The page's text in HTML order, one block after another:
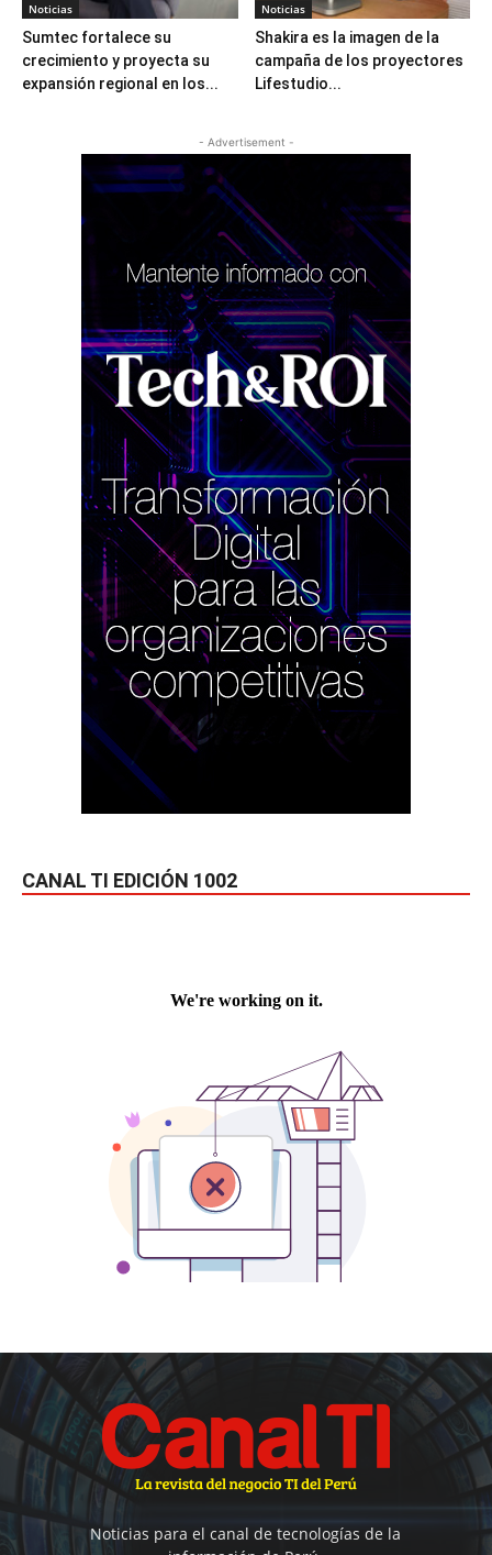
Noticias
Sumtec fortalece su
crecimiento y proyecta su
expansión regional en los...
Noticias
Shakira es la imagen de la
campaña de los proyectores
Lifestudio...
- Advertisement -
CANAL TI EDICIÓN 1002
Noticias para el canal de tecnologías de la